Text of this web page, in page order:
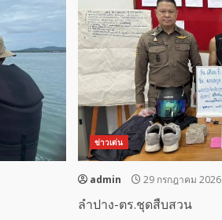
ข่าวเด่น
admin 29 กรกฎาคม 2026
ลำปาง-ตร.ชุดสืบสวน